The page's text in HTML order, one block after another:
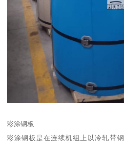
彩涂钢板
彩涂钢板是在连续机组上以冷轧带